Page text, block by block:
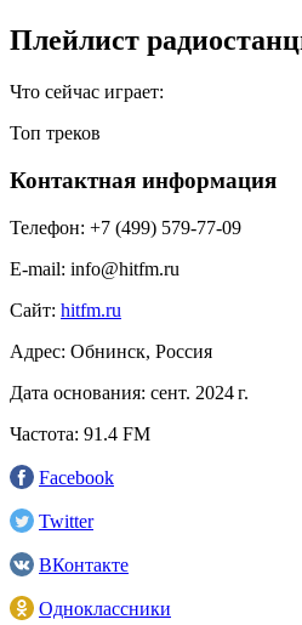
Плейлист
Что сейчас играет:
Топ треков
Контактная информация
Телефон: +7 (499) 579-77-09
E-mail: info@hitfm.ru
Сайт: hitfm.ru
Адрес: Обнинск, Россия
Дата основания: сент. 2024 г.
Частота: 91.4 FM
Facebook
Twitter
ВКонтакте
Одноклассники